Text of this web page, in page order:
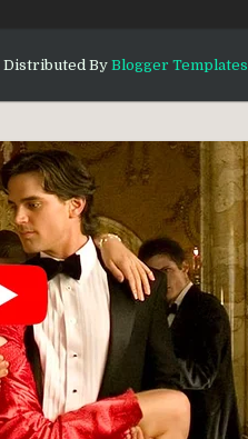
Distributed By Blogger Templates